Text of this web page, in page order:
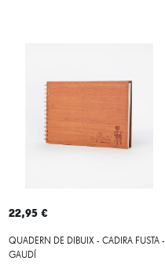
22,95 €
QUADERN DE DIBUIX - CADIRA FUSTA -
GAUDÍ